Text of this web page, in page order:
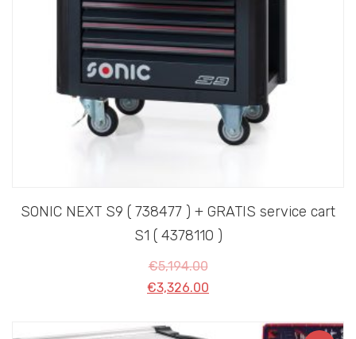
SONIC NEXT S9 ( 738477 ) + GRATIS service cart
S1 ( 4378110 )
€5,194.00
€3,326.00